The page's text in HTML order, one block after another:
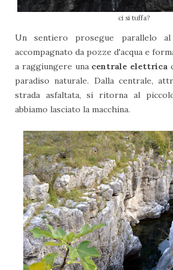
ci si tuffa?
Un sentiero prosegue parallelo
accompagnato da pozze d'acqua e
a raggiungere una centrale elettrica
paradiso naturale. Dalla centrale,
strada asfaltata, si ritorna al
abbiamo lasciato la macchina.